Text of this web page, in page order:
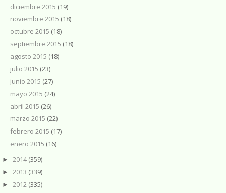
diciembre 2015 (19)
noviembre 2015 (18)
octubre 2015 (18)
septiembre 2015 (18)
agosto 2015 (18)
julio 2015 (23)
junio 2015 (27)
mayo 2015 (24)
abril 2015 (26)
marzo 2015 (22)
febrero 2015 (17)
enero 2015 (16)
► 2014(359)
► 2013 (339)
► 2012 (335)